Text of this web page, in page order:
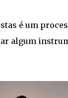
é um
algum